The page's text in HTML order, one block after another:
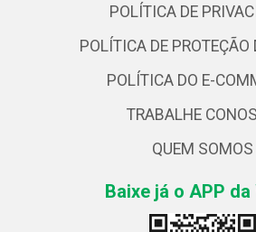
POLÍTICA DE
POLÍTICA DE PROTEÇÃO
POLÍTICA DO E-
TRABALHE
QUEM SOMOS
Baixe já o APP da